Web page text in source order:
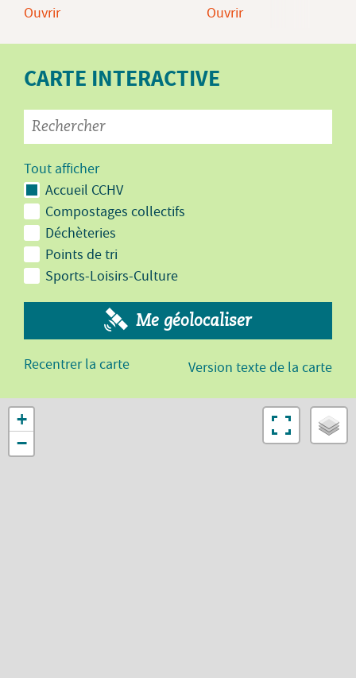
Ouvrir Ouvrir
CARTE INTERACTIVE
Tout afficher
Accueil CCHV
Compostages collectifs
Déchèteries
Points de tri
Sports-Loisirs-Culture
Me géolocaliser
Recentrer la carte Version texte de la carte
+
−